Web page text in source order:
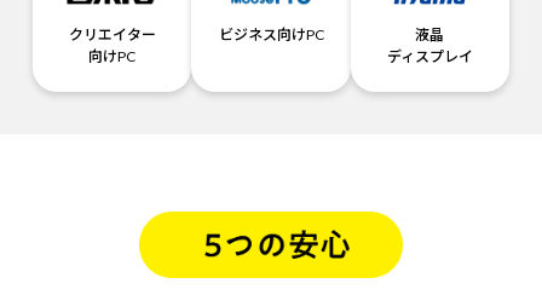
クリエイター
向けPC
ビジネス向けPC
液晶
ディスプレイ